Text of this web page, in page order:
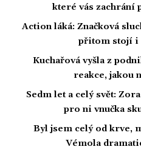
které vás zachrání
Action láká: Značková
přitom stojí
Kuchařová vyšla z
reakce, jakou
Sedm let a celý svět:
pro ni vnučka
Byl jsem celý od krve,
Vémola